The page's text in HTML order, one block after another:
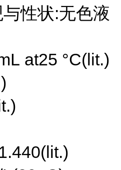
性状:无色液
at25 °C(lit.)